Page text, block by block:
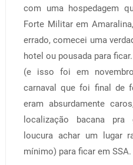
com uma hospedagem
Forte Militar em
errado, comecei uma
hotel ou pousada para
(e isso foi em
carnaval que foi final de
eram absurdamente
localização bacana
loucura achar um lugar
mínimo) para ficar em SSA.